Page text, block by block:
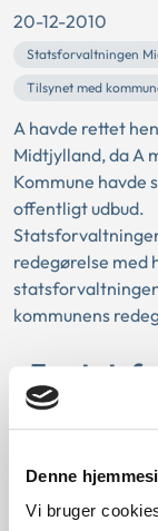
Denne
Vi bruger
20-12-2010
Statsforvaltningen
Tilsynet med
A havde rettet
Midtjylland, da A
Kommune havde
offentligt udbud.
redegørelse med
kommunens
En
suspension
Tilsynet med
Øvrig forvaltningsret